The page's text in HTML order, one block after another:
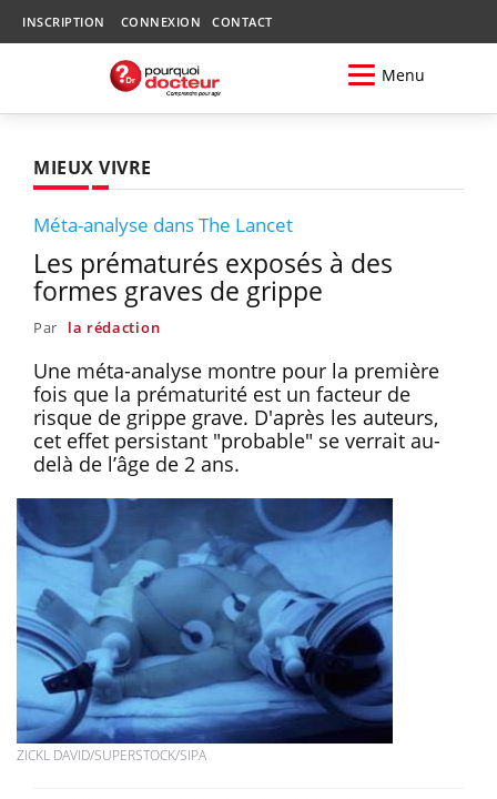
INSCRIPTION CONNEXION CONTACT
Menu
MIEUX VIVRE
Méta-analyse dans The Lancet
Les prématurés exposés à des
formes graves de grippe
Par la rédaction
Une méta-analyse montre pour la première
fois que la prématurité est un facteur de
risque de grippe grave. D'après les auteurs,
cet effet persistant "probable" se verrait au-
delà de l’âge de 2 ans.
ZICKL DAVID/SUPERSTOCK/SIPA